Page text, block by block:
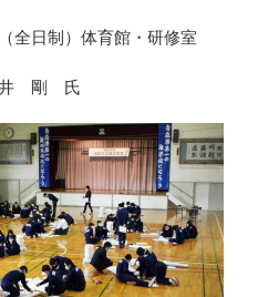
全日制）体育館・研修室
井 剛 氏